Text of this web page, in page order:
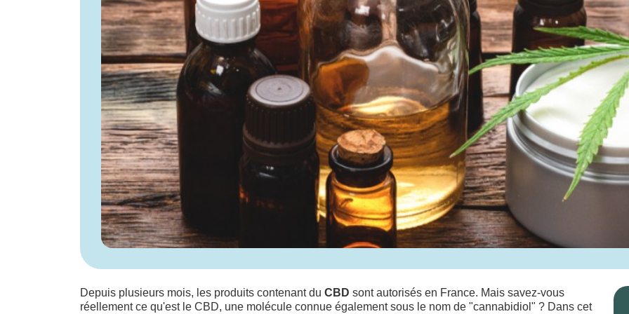
Depuis plusieurs mois, les produits contenant du CBD sont autorisés en France. Mais savez-vous
réellement ce qu'est le CBD, une molécule connue également sous le nom de "cannabidiol" ? Dans cet